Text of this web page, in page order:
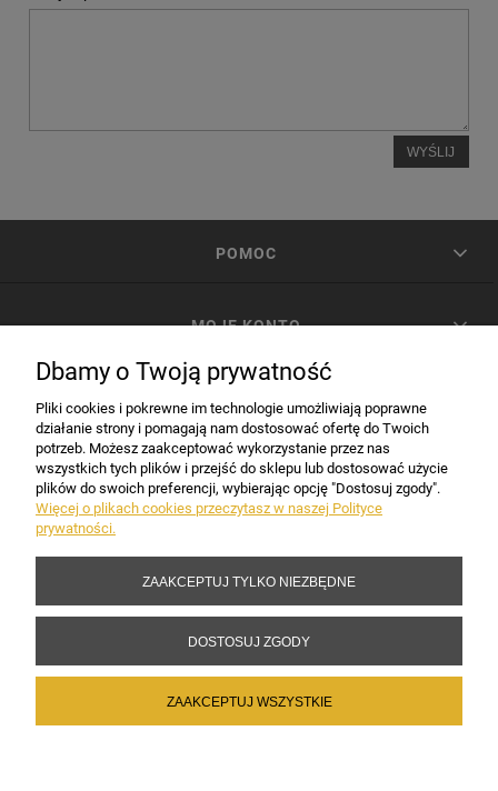
WYŚLIJ
POMOC
MOJE KONTO
INFORMACJE
Copyright 2017-2026 Sakramento.pl
Dbamy o Twoją prywatność
Pliki cookies i pokrewne im technologie umożliwiają poprawne
działanie strony i pomagają nam dostosować ofertę do Twoich
potrzeb. Możesz zaakceptować wykorzystanie przez nas
wszystkich tych plików i przejść do sklepu lub dostosować użycie
plików do swoich preferencji, wybierając opcję "Dostosuj zgody".
Więcej o plikach cookies przeczytasz w naszej Polityce
prywatności.
ZAAKCEPTUJ TYLKO NIEZBĘDNE
DOSTOSUJ ZGODY
ZAAKCEPTUJ WSZYSTKIE